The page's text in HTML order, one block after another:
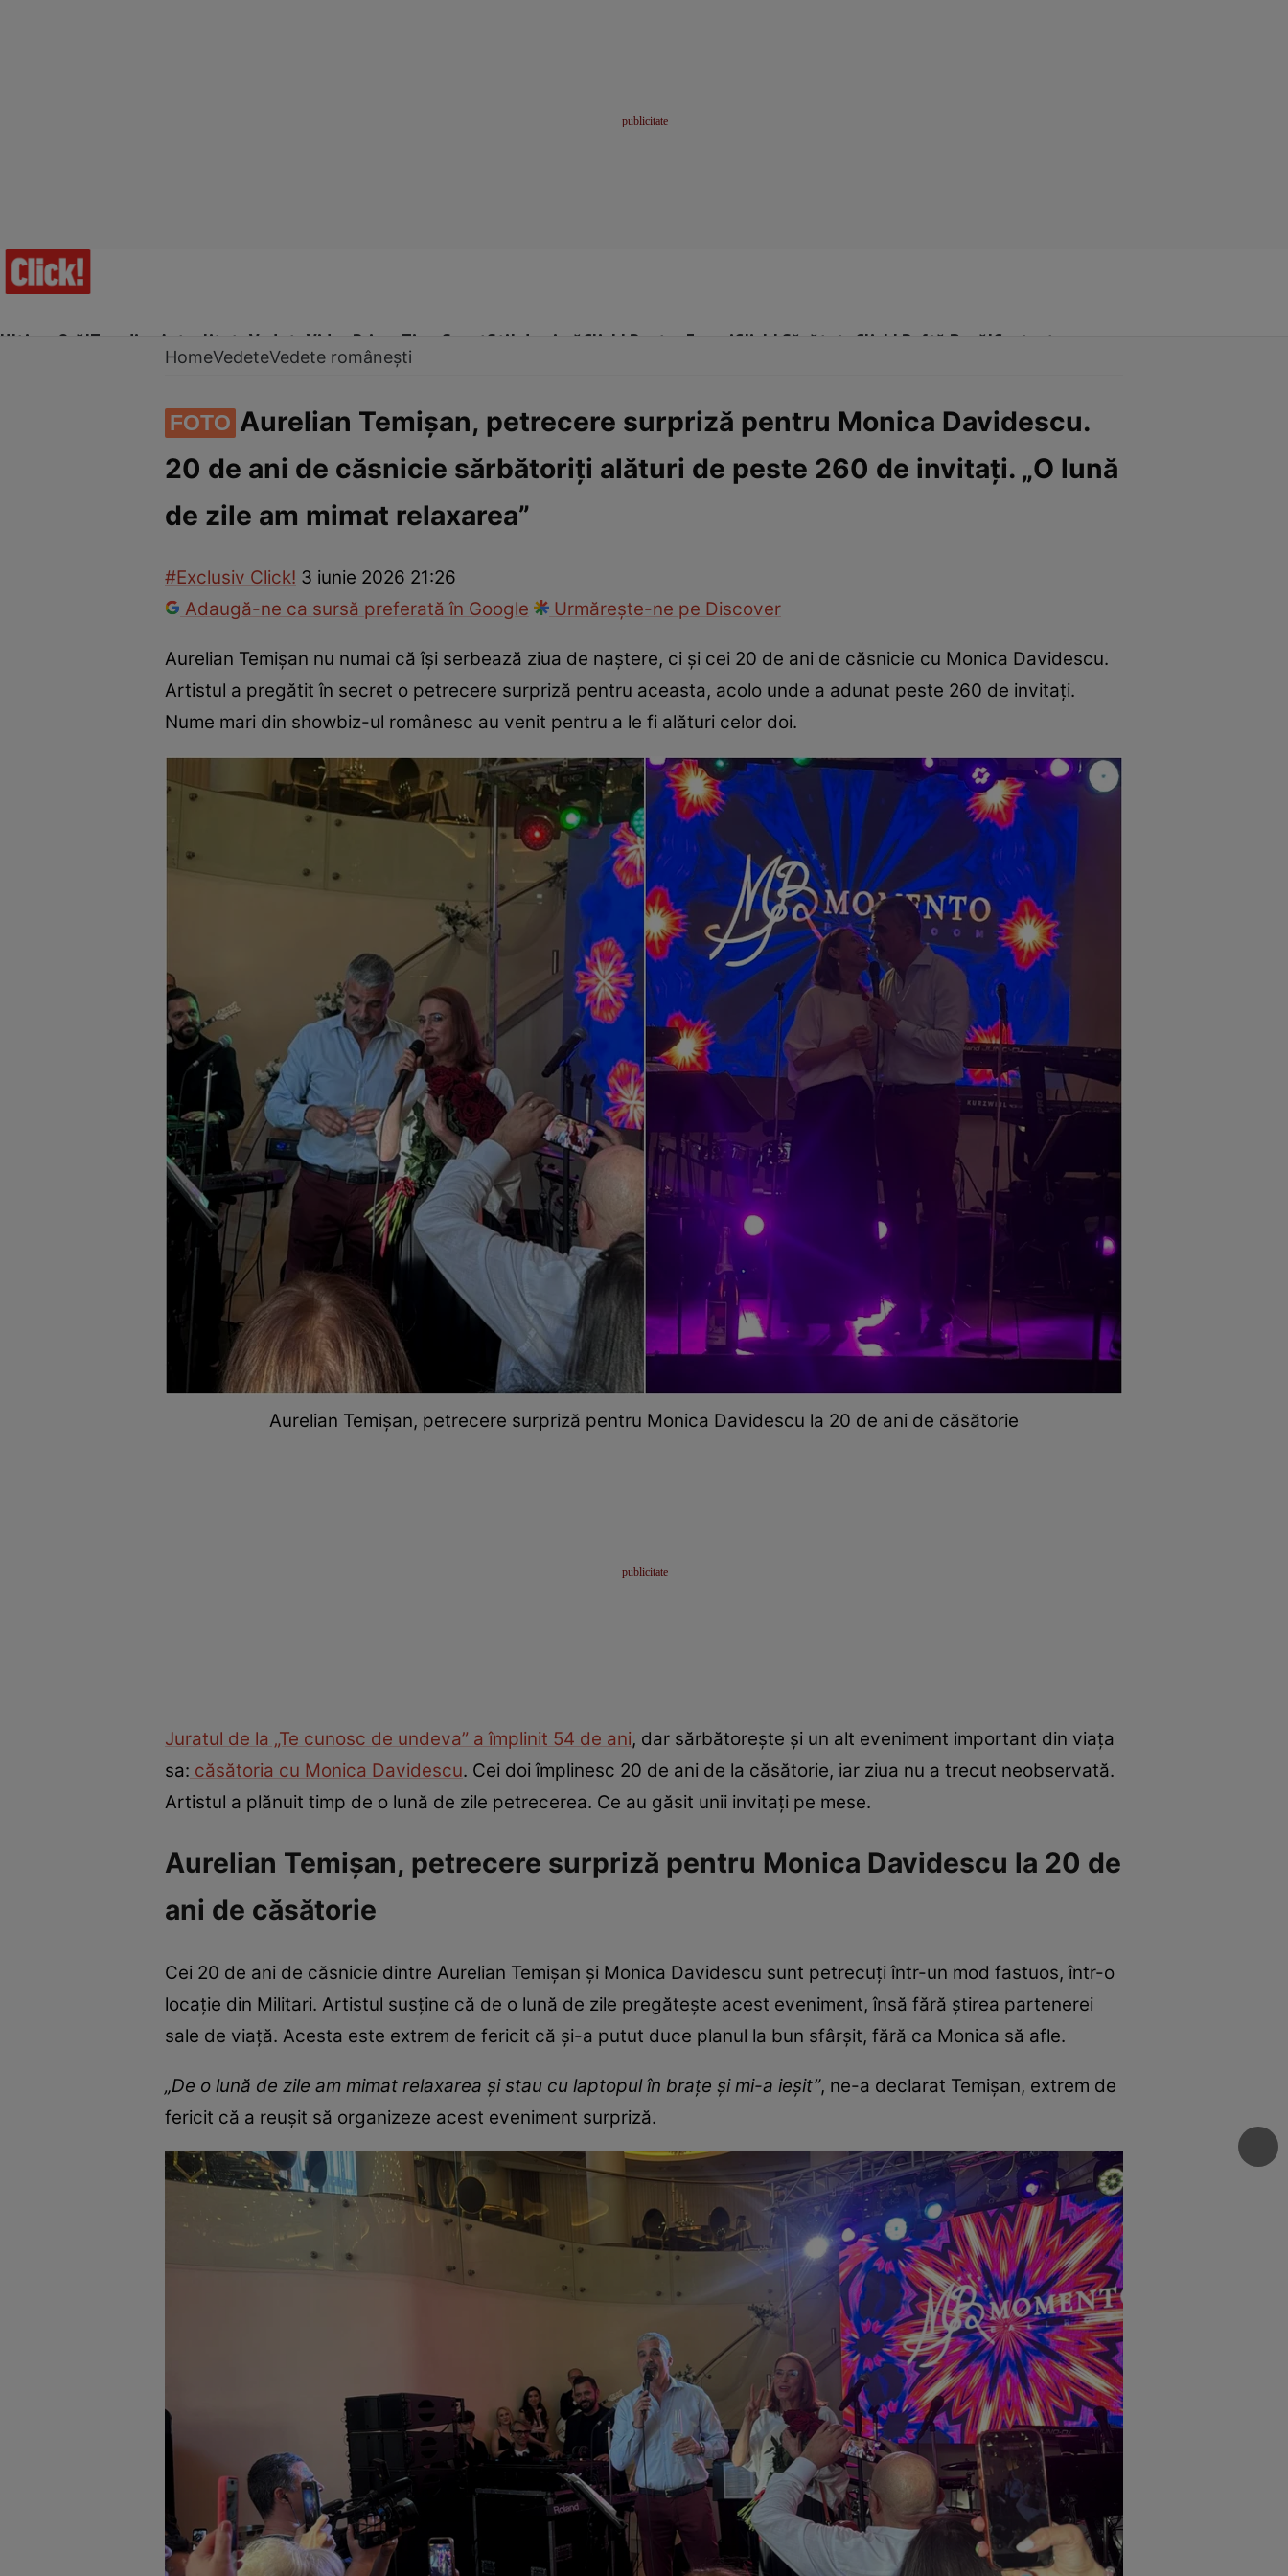
Ultima Oră!Trending Actualitate Vedete Video Prime Time SportStil de viațăClick! Pentru FemeiClick! Sănătate Click! Poftă Bună!Contact
Vedete internaționaleVedete româneștiInterviurile Click! Paparazzii Click!
HomeVedeteVedete românești
FOTO Aurelian Temișan, petrecere surpriză pentru Monica Davidescu.
20 de ani de căsnicie sărbătoriți alături de peste 260 de invitați. „O lună
de zile am mimat relaxarea”
#Exclusiv Click! 3 iunie 2026 21:26
Adaugă-ne ca sursă preferată în Google
Urmărește-ne pe Discover
Aurelian Temișan nu numai că își serbează ziua de naștere, ci și cei 20 de ani de căsnicie cu Monica Davidescu.
Artistul a pregătit în secret o petrecere surpriză pentru aceasta, acolo unde a adunat peste 260 de invitați.
Nume mari din showbiz-ul românesc au venit pentru a le fi alături celor doi.
Aurelian Temișan, petrecere surpriză pentru Monica Davidescu la 20 de ani de căsătorie
Juratul de la „Te cunosc de undeva” a împlinit 54 de ani, dar sărbătorește și un alt eveniment important din viața
sa: căsătoria cu Monica Davidescu. Cei doi împlinesc 20 de ani de la căsătorie, iar ziua nu a trecut neobservată.
Artistul a plănuit timp de o lună de zile petrecerea. Ce au găsit unii invitați pe mese.
Aurelian Temișan, petrecere surpriză pentru Monica Davidescu la 20 de
ani de căsătorie
Cei 20 de ani de căsnicie dintre Aurelian Temișan și Monica Davidescu sunt petrecuți într-un mod fastuos, într-o
locație din Militari. Artistul susține că de o lună de zile pregătește acest eveniment, însă fără știrea partenerei
sale de viață. Acesta este extrem de fericit că și-a putut duce planul la bun sfârșit, fără ca Monica să afle.
„De o lună de zile am mimat relaxarea și stau cu laptopul în brațe și mi-a ieșit”, ne-a declarat Temișan, extrem de
fericit că a reușit să organizeze acest eveniment surpriză.